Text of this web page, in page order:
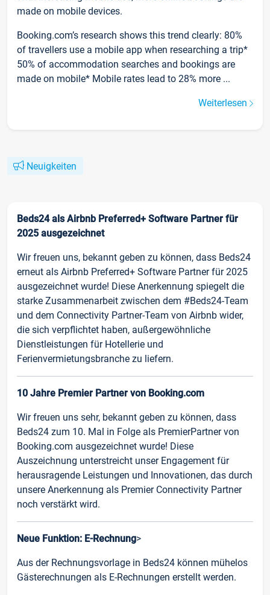
made on mobile devices.
Booking.com’s research shows this trend clearly: 80%
of travellers use a mobile app when researching a trip*
50% of accommodation searches and bookings are
made on mobile* Mobile rates lead to 28% more ...
Weiterlesen
Neuigkeiten
Beds24 als Airbnb Preferred+ Software Partner für
2025 ausgezeichnet
Wir freuen uns, bekannt geben zu können, dass Beds24
erneut als Airbnb Preferred+ Software Partner für 2025
ausgezeichnet wurde! Diese Anerkennung spiegelt die
starke Zusammenarbeit zwischen dem #Beds24-Team
und dem Connectivity Partner-Team von Airbnb wider,
die sich verpflichtet haben, außergewöhnliche
Dienstleistungen für Hotellerie und
Ferienvermietungsbranche zu liefern.
10 Jahre Premier Partner von Booking.com
Wir freuen uns sehr, bekannt geben zu können, dass
Beds24 zum 10. Mal in Folge als PremierPartner von
Booking.com ausgezeichnet wurde! Diese
Auszeichnung unterstreicht unser Engagement für
herausragende Leistungen und Innovationen, das durch
unsere Anerkennung als Premier Connectivity Partner
noch verstärkt wird.
Neue Funktion: E-Rechnung>
Aus der Rechnungsvorlage in Beds24 können mühelos
Gästerechnungen als E-Rechnungen erstellt werden.